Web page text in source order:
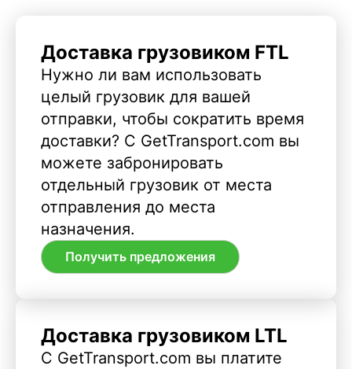
Доставка грузовиком FTL
Нужно ли вам использовать
целый грузовик для вашей
отправки, чтобы сократить время
доставки? С GetTransport.com вы
можете забронировать
отдельный грузовик от места
отправления до места
назначения.
Получить предложения
Доставка грузовиком LTL
С GetTransport.com вы платите